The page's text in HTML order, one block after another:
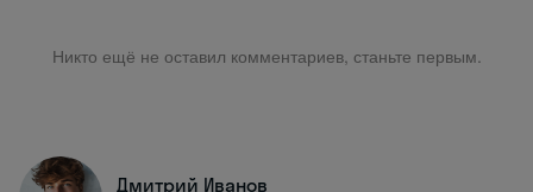
Никто ещё не оставил комментариев, станьте первым.
Дмитрий Иванов